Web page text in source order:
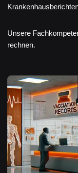
Unsere
rechnen.